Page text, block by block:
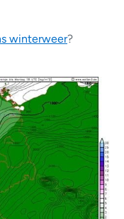
winterweer?